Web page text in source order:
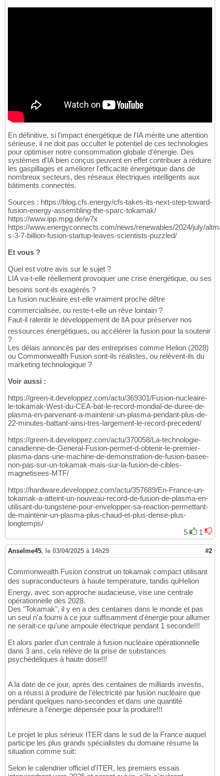
En définitive, si l'impact énergétique de l'IA mérite une attention
sérieuse, il ne doit pas occulter le potentiel de ces technologies
pour optimiser notre consommation globale d'énergie. Des
systèmes d'IA bien conçus peuvent en effet contribuer à réduire
les gaspillages et améliorer l'efficacité énergétique dans de
nombreux secteurs, des réseaux électriques intelligents aux
bâtiments connectés.
Sources : https://blog.cfs.energy/cfs-takes-its-next-step-toward-
fusion-energy-assembling-the-sparc-tokamak/
https://www.ipp.mpg.de/w7x
https://www.energyconnects.com/news/renewables/2024/july/
s-3-7-billion-fusion-startup-leaves-scientists-puzzled/
Et vous ?
Quel est votre avis sur le sujet ?
LIA va-t-elle réellement provoquer une crise énergétique, ou ses
besoins sont-ils exagérés ?
La fusion nucléaire est-elle vraiment proche dêtre
commercialisée, ou reste-t-elle un rêve lointain ?
Faut-il ralentir le développement de lIA pour préserver nos
ressources énergétiques, ou accélérer la fusion pour la soutenir
?
Les délais annoncés par des entreprises comme Helion (2028)
ou Commonwealth Fusion sont-ils réalistes, ou relèvent-ils du
marketing technologique ?
Voir aussi :
https://green-it.developpez.com/actu/369301/Fusion-nucleaire-
le-tokamak-West-du-CEA-bat-le-record-mondial-de-duree-de-
plasma-en-parvenant-a-maintenir-un-plasma-pendant-plus-de-
22-minutes-battant-ainsi-tres-largement-le-record-precedent/
https://green-it.developpez.com/actu/370058/La-technologie-
canadienne-de-General-Fusion-permet-d-obtenir-le-premier-
plasma-dans-une-machine-de-demonstration-de-fusion-basee-
non-pas-sur-un-tokamak-mais-sur-la-fusion-de-cibles-
magnetisees-MTF/
https://hardware.developpez.com/actu/357689/En-France-un-
tokamak-a-atteint-un-nouveau-record-de-fusion-de-plasma-en-
utilisant-du-tungstene-pour-envelopper-sa-reaction-permettant-
de-maintenir-un-plasma-plus-chaud-et-plus-dense-plus-
longtemps/
5
1
Anselme45, le 03/04/2025 à 14h29 #2
Commonwealth Fusion construit un tokamak compact utilisant
des supraconducteurs à haute température, tandis quHelion
Energy, avec son approche audacieuse, vise une centrale
opérationnelle dès 2028.
Des "Tokamak", il y en a des centaines dans le monde et pas
un seul n'a fourni à ce jour suffisamment d'énergie pour allumer
ne serait-ce qu'une ampoule électrique pendant 1 seconde!!!
Et alors parler d'un centrale à fusion nucléaire opérationnelle
dans 3 ans, cela relève de la prise de substances
psychédéliques à haute dose!!!
A la date de ce jour, après des centaines de milliards investis,
on a réussi à produire de l'électricité par fusion nucléaire que
pendant quelques nano-secondes et dans une quantité
inférieure à l'énergie dépensée pour la produire!!!
Le projet le plus sérieux ITER dans le sud de la France auquel
participe les plus grands spécialistes du domaine résume la
situation comme suit:
Selon le calendrier officiel d'ITER, les premiers essais